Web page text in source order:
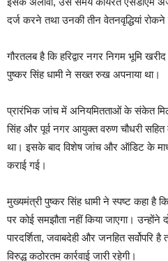
दर्ज करने तथा उनकी तीन वेतनवृद्धियां रोकने
गौरतलब है कि हरिद्वार नगर निगम भूमि
पुष्कर सिंह धामी ने सख्त रुख अपनाया था।
प्रारंभिक जांच में अनियमितताओं के संकेत
सिंह और पूर्व नगर आयुक्त वरुण चौधरी सहित
था। इसके बाद विशेष जांच और ऑडिट के
कराई गई।
मुख्यमंत्री पुष्कर सिंह धामी ने स्पष्ट कहा है
पर कोई समझौता नहीं किया जाएगा। उन्होंने
पारदर्शिता, जवाबदेही और जनहित सर्वोपरि
विरुद्ध कठोरतम कार्रवाई जारी रहेगी।